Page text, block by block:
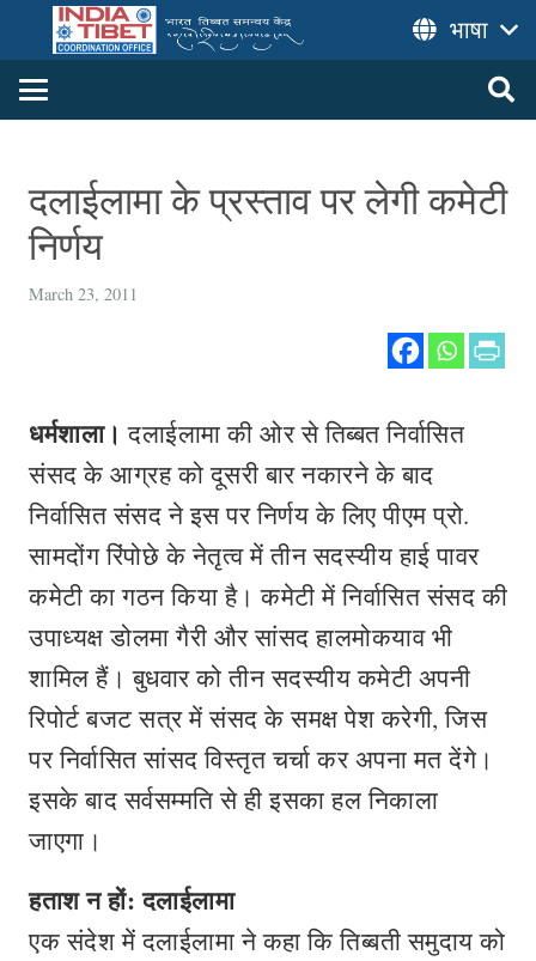
भाषा
दलाईलामा के प्रस्ताव पर लेगी कमेटी
निर्णय
March 23, 2011
धर्मशाला। दलाईलामा की ओर से तिब्बत निर्वासित
संसद के आग्रह को दूसरी बार नकारने के बाद
निर्वासित संसद ने इस पर निर्णय के लिए पीएम प्रो.
सामदोंग रिंपोछे के नेतृत्व में तीन सदस्यीय हाई पावर
कमेटी का गठन किया है। कमेटी में निर्वासित संसद की
उपाध्यक्ष डोलमा गैरी और सांसद हालमोकयाव भी
शामिल हैं। बुधवार को तीन सदस्यीय कमेटी अपनी
रिपोर्ट बजट सत्र में संसद के समक्ष पेश करेगी, जिस
पर निर्वासित सांसद विस्तृत चर्चा कर अपना मत देंगे।
इसके बाद सर्वसम्मति से ही इसका हल निकाला
जाएगा।
हताश न हों: दलाईलामा
एक संदेश में दलाईलामा ने कहा कि तिब्बती समुदाय को